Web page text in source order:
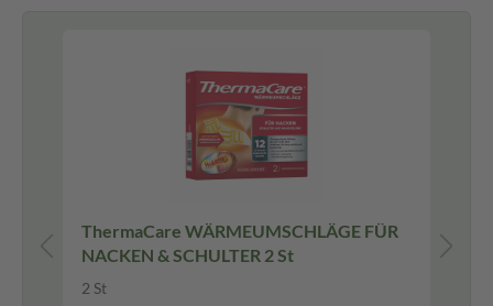
ThermaCare WÄRMEUMSCHLÄGE FÜR
NACKEN & SCHULTER 2 St
2 St